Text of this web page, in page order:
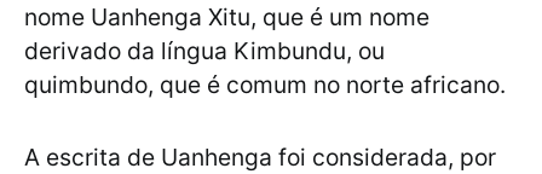
nome Uanhenga Xitu, que é um nome
derivado da língua Kimbundu, ou
quimbundo, que é comum no norte africano.
A escrita de Uanhenga foi considerada, por